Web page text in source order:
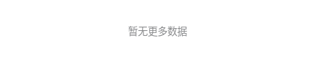
暂无更多数据